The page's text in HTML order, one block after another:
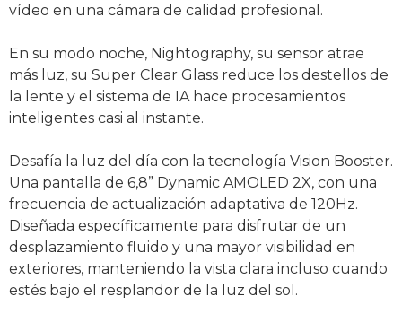
vídeo en una cámara de calidad profesional.
En su modo noche, Nightography, su sensor atrae
más luz, su Super Clear Glass reduce los destellos de
la lente y el sistema de IA hace procesamientos
inteligentes casi al instante.
Desafía la luz del día con la tecnología Vision Booster.
Una pantalla de 6,8” Dynamic AMOLED 2X, con una
frecuencia de actualización adaptativa de 120Hz.
Diseñada específicamente para disfrutar de un
desplazamiento fluido y una mayor visibilidad en
exteriores, manteniendo la vista clara incluso cuando
estés bajo el resplandor de la luz del sol.